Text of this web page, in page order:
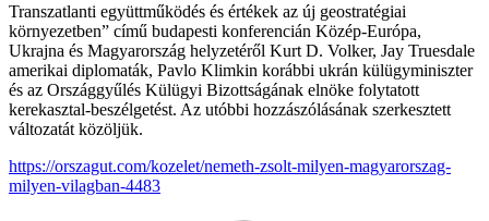
Transzatlanti együttműködés és értékek az új geostratégiai
környezetben” című budapesti konferencián Közép-Európa,
Ukrajna és Magyarország helyzetéről Kurt D. Volker, Jay Truesdale
amerikai diplomaták, Pavlo Klimkin korábbi ukrán külügyminiszter
és az Országgyűlés Külügyi Bizottságának elnöke folytatott
kerekasztal-beszélgetést. Az utóbbi hozzászólásának szerkesztett
változatát közöljük.
https://orszagut.com/kozelet/nemeth-zsolt-milyen-magyarorszag-
milyen-vilagban-4483